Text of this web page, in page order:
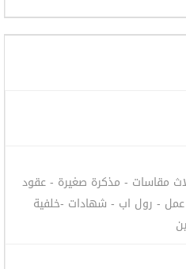
مقاسات - مذكرة صغيرة - عقود
- رول اب - شهادات -خلفية